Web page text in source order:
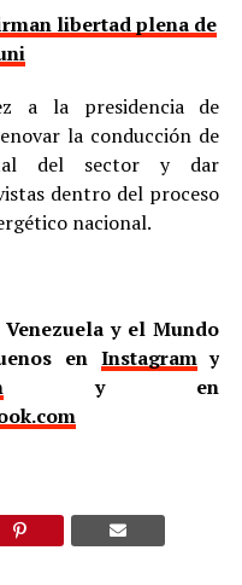
libertad plena de
a la presidencia de
la conducción de
del sector y dar
dentro del proceso
nacional.
y el Mundo
en Instagramy
y en